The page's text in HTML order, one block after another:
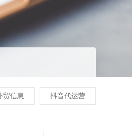
贸信息 抖音代运营